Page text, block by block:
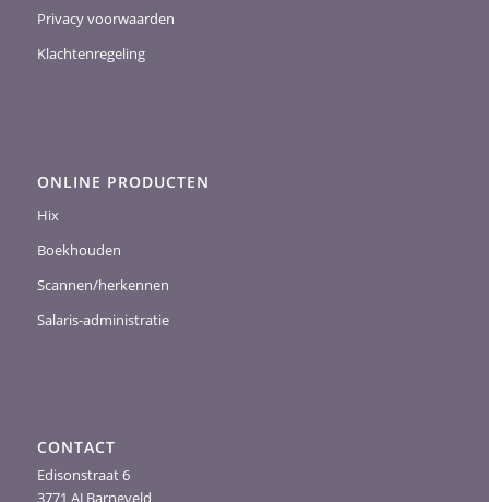
Privacy voorwaarden
Klachtenregeling
ONLINE PRODUCTEN
Hix
Boekhouden
Scannen/herkennen
Salaris-administratie
CONTACT
Edisonstraat 6
3771 AJ Barneveld